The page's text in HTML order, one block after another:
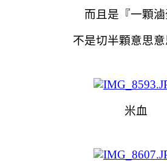
而且是『一顆滷
不是切半顆意思
米血